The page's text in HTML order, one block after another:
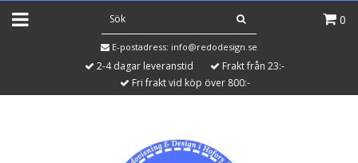
0
E-postadress: info@redodesign.se
2-4 dagar leveranstid
Frakt från 23:-
Fri frakt vid köp över 800:-